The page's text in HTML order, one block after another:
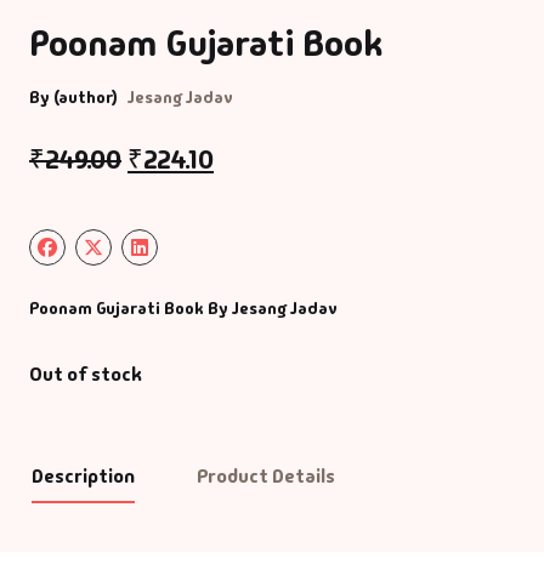
Poonam Gujarati Book
By (author) Jesang Jadav
₹249.00 ₹224.10
Poonam Gujarati Book By Jesang Jadav
Out of stock
Description Product Details